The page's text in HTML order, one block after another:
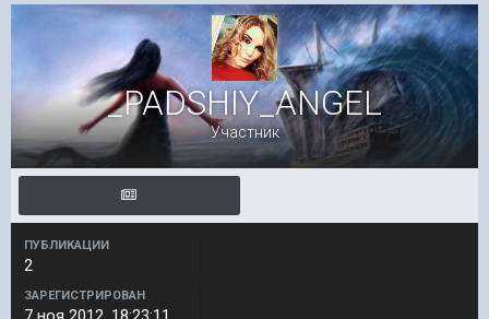
_PADSHIY_ANGEL
Участник
ПУБЛИКАЦИИ
2
ЗАРЕГИСТРИРОВАН